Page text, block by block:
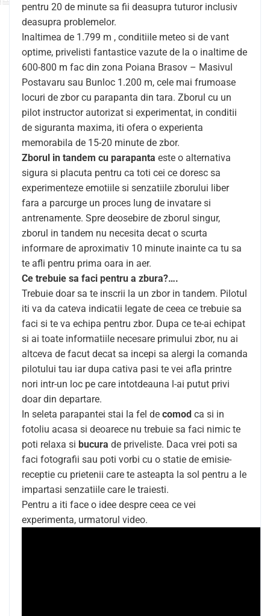
pentru 20 de minute sa fii deasupra tuturor inclusiv
deasupra problemelor.
Inaltimea de 1.799 m , conditiile meteo si de vant
optime, privelisti fantastice vazute de la o inaltime de
600-800 m fac din zona Poiana Brasov – Masivul
Postavaru sau Bunloc 1.200 m, cele mai frumoase
locuri de zbor cu parapanta din tara. Zborul cu un
pilot instructor autorizat si experimentat, in conditii
de siguranta maxima, iti ofera o experienta
memorabila de 15-20 minute de zbor.
Zborul in tandem cu parapanta este o alternativa
sigura si placuta pentru ca toti cei ce doresc sa
experimenteze emotiile si senzatiile zborului liber
fara a parcurge un proces lung de invatare si
antrenamente. Spre deosebire de zborul singur,
zborul in tandem nu necesita decat o scurta
informare de aproximativ 10 minute inainte ca tu sa
te afli pentru prima oara in aer.
Ce trebuie sa faci pentru a zbura?….
Trebuie doar sa te inscrii la un zbor in tandem. Pilotul
iti va da cateva indicatii legate de ceea ce trebuie sa
faci si te va echipa pentru zbor. Dupa ce te-ai echipat
si ai toate informatiile necesare primului zbor, nu ai
altceva de facut decat sa incepi sa alergi la comanda
pilotului tau iar dupa cativa pasi te vei afla printre
nori intr-un loc pe care intotdeauna l-ai putut privi
doar din departare.
In seleta parapantei stai la fel de comod ca si in
fotoliu acasa si deoarece nu trebuie sa faci nimic te
poti relaxa si bucura de priveliste. Daca vrei poti sa
faci fotografii sau poti vorbi cu o statie de emisie-
receptie cu prietenii care te asteapta la sol pentru a le
impartasi senzatiile care le traiesti.
Pentru a iti face o idee despre ceea ce vei
experimenta, urmatorul video.